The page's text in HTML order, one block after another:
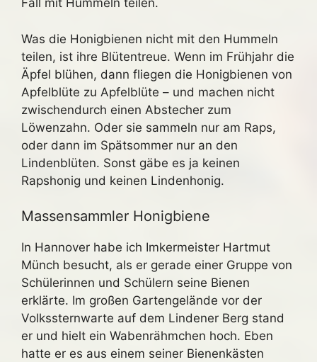
Fall mit Hummeln teilen.
Was die Honigbienen nicht mit den Hummeln
teilen, ist ihre Blütentreue. Wenn im Frühjahr die
Äpfel blühen, dann fliegen die Honigbienen von
Apfelblüte zu Apfelblüte – und machen nicht
zwischendurch einen Abstecher zum
Löwenzahn. Oder sie sammeln nur am Raps,
oder dann im Spätsommer nur an den
Lindenblüten. Sonst gäbe es ja keinen
Rapshonig und keinen Lindenhonig.
Massensammler Honigbiene
In Hannover habe ich Imkermeister Hartmut
Münch besucht, als er gerade einer Gruppe von
Schülerinnen und Schülern seine Bienen
erklärte. Im großen Gartengelände vor der
Volkssternwarte auf dem Lindener Berg stand
er und hielt ein Wabenrähmchen hoch. Eben
hatte er es aus einem seiner Bienenkästen